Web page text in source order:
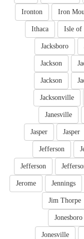
Iron
Ironton
Isle of
Ithaca
Jacksboro
Jackson
Jackson
Jacksonville
Janesville
Jasper
Jasper
Jefferson
Jefferson
Jennings
Jerome
Jim Thorpe
Jonesboro
Jonesville